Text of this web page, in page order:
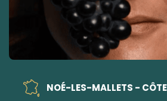
NOÉ-LES-MALLETS - CÔTE